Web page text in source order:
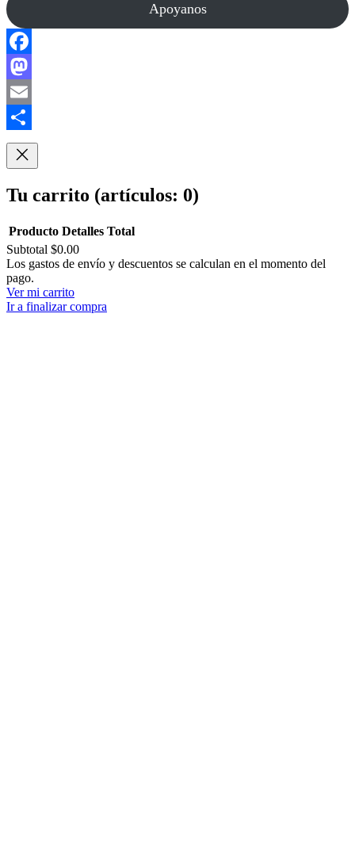
Apoyanos
Facebook
Mastodon
Email
Compartir
Tu carrito (artículos: 0)
Productos
del
carrito
Producto Detalles Total
Subtotal $0.00
Los gastos de envío y descuentos se calculan en el momento del
pago.
Ver mi carrito
Ir a finalizar compra